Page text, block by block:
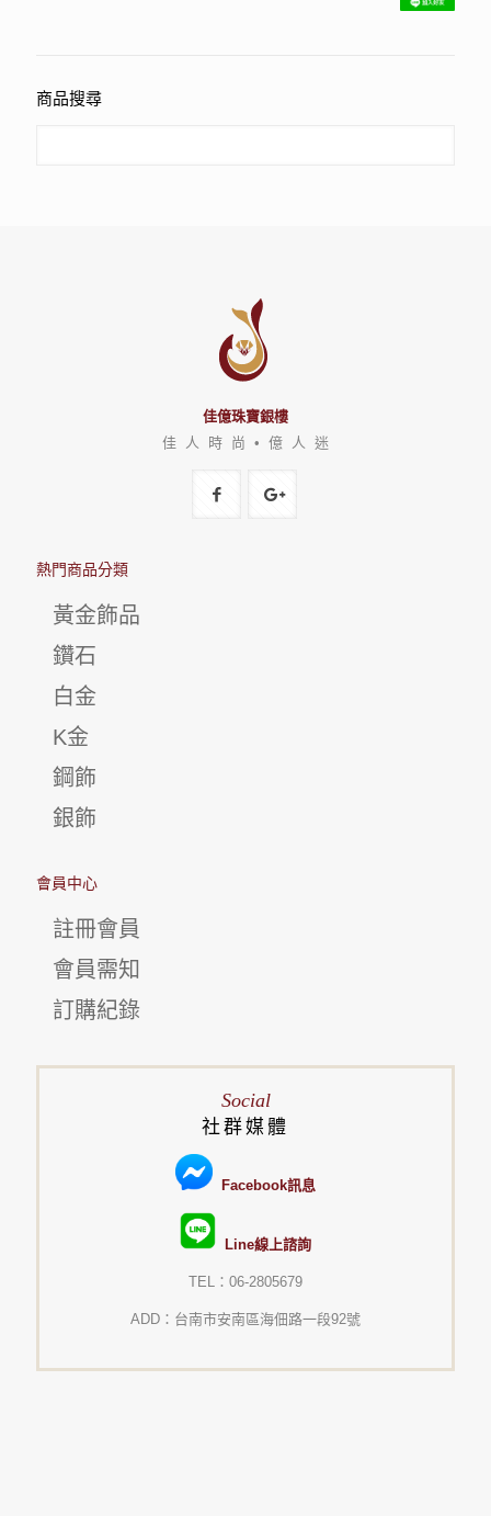
商品搜尋
佳億珠寶銀樓
佳 人 時 尚 • 億 人 迷
熱門商品分類
黃金飾品
鑽石
白金
K金
鋼飾
銀飾
會員中心
註冊會員
會員需知
訂購紀錄
Social
社群媒體
Facebook訊息
Line線上諮詢
TEL：06-2805679
ADD：台南市安南區海佃路一段92號